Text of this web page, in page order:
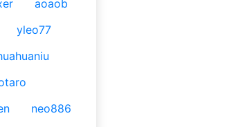
aoaob
yleo77
neo886